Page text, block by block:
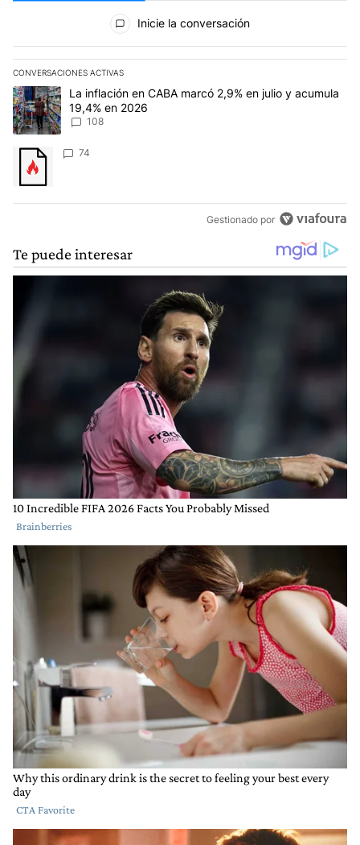
Todos los comentarios
Inicie la conversación
CONVERSACIONES ACTIVAS
Este listado muestra los artículos con más comentarios en los
Un artículo de tendencia con el título "La inflación en CABA
La inflación en CABA marcó 2,9% en julio y acumula
19,4% en 2026
108
Un artículo de tendencia con el título "" con 74 comentarios.
74
Gestionado por